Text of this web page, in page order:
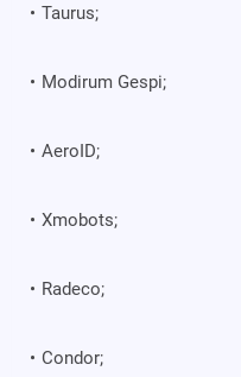
Taurus;
Modirum Gespi;
AeroID;
Xmobots;
Radeco;
Condor;